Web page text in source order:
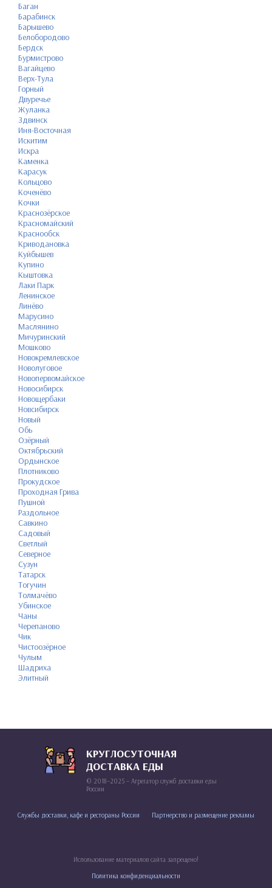
Баган
Барабинск
Барышево
Белобородово
Бердск
Бурмистрово
Вагайцево
Верх-Тула
Горный
Двуречье
Жуланка
Здвинск
Иня-Восточная
Искитим
Искра
Каменка
Карасук
Кольцово
Коченёво
Кочки
Краснозёрское
Красномайский
Краснообск
Криводановка
Куйбышев
Купино
Кыштовка
Лаки Парк
Ленинское
Линёво
Марусино
Маслянино
Мичуринский
Мошково
Новокремлевское
Новолуговое
Новопервомайское
Новосибирск
Новощербаки
Новсибирск
Новый
Обь
Озёрный
Октябрьский
Ордынское
Плотниково
Прокудское
Проходная Грива
Пушной
Раздольное
Савкино
Садовый
Светлый
Северное
Сузун
Татарск
Тогучин
Толмачёво
Убинское
Чаны
Черепаново
Чик
Чистоозёрное
Чулым
Шадриха
Элитный
КРУГЛОСУТОЧНАЯ
ДОСТАВКА ЕДЫ
© 2018–2025 – Агрегатор служб доставки еды
России
Службы доставки, кафе и рестораны России Партнерство и размещение рекламы
Использование материалов сайта запрещено!
Политика конфиденциальности